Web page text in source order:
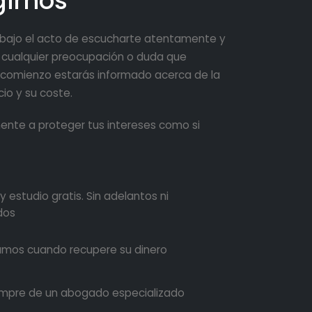
el acto de escucharte atentamente y
preocupación o duda que
estarás informado acerca de la
y su coste.
a proteger tus intereses como si
y estudio gratis. Sin adelantos ni
cuando recupere su dinero
de un abogado especializado